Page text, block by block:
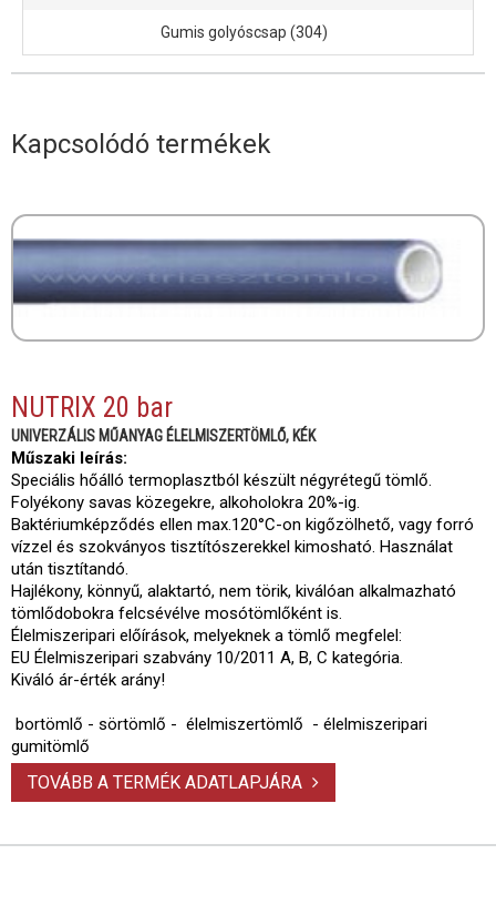
Gumis golyóscsap (304)
Kapcsolódó termékek
NUTRIX 20 bar
UNIVERZÁLIS MŰANYAG ÉLELMISZERTÖMLŐ, KÉK
Műszaki leírás:
Speciális hőálló termoplasztból készült négyrétegű tömlő.
Folyékony savas közegekre, alkoholokra 20%-ig.
Baktériumképződés ellen max.120°C-on kigőzölhető, vagy forró
vízzel és szokványos tisztítószerekkel kimosható. Használat
után tisztítandó.
Hajlékony, könnyű, alaktartó, nem törik, kiválóan alkalmazható
tömlődobokra felcsévélve mosótömlőként is.
Élelmiszeripari előírások, melyeknek a tömlő megfelel:
EU Élelmiszeripari szabvány 10/2011 A, B, C kategória.
Kiváló ár-érték arány!
bortömlő - sörtömlő - élelmiszertömlő - élelmiszeripari
gumitömlő
TOVÁBB A TERMÉK ADATLAPJÁRA